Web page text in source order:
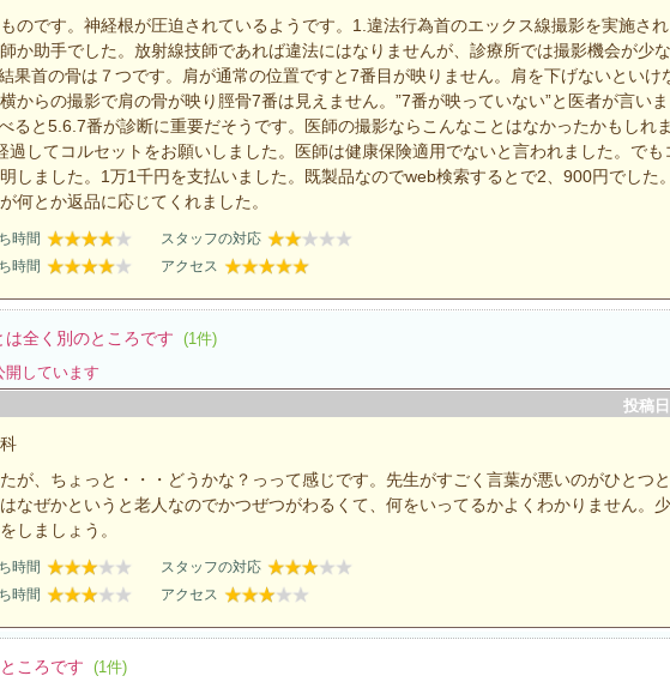
のです。神経根が圧迫されているようです。1.違法行為首のエックス線撮影を実施さ
か助手でした。放射線技師であれば違法にはなりませんが、診療所では撮影機会が少
果首の骨は７つです。肩が通常の位置ですと7番目が映りません。肩を下げないといけ
からの撮影で肩の骨が映り脛骨7番は見えません。”7番が映っていない”と医者が言い
ると5.6.7番が診断に重要だそうです。医師の撮影ならこんなことはなかったかもしれ
過してコルセットをお願いしました。医師は健康保険適用でないと言われました。でも
しました。1万1千円を支払いました。既製品なのでweb検索するとで2、900円でした
何とか返品に応じてくれました。
時間
スタッフの対応
時間 アクセス
は全く別のところです (1件)
開しています
投稿
が、ちょっと・・・どうかな？っって感じです。先生がすごく言葉が悪いのがひとつ
なぜかというと老人なのでかつぜつがわるくて、何をいってるかよくわかりません。
しましょう。
時間
スタッフの対応
時間 アクセス
ころです (1件)